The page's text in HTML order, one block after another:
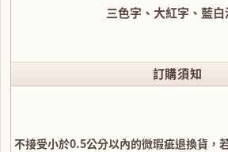
三色字、大紅字、藍白
訂購須知
不接受小於0.5公分以內的微瑕疵退換貨，